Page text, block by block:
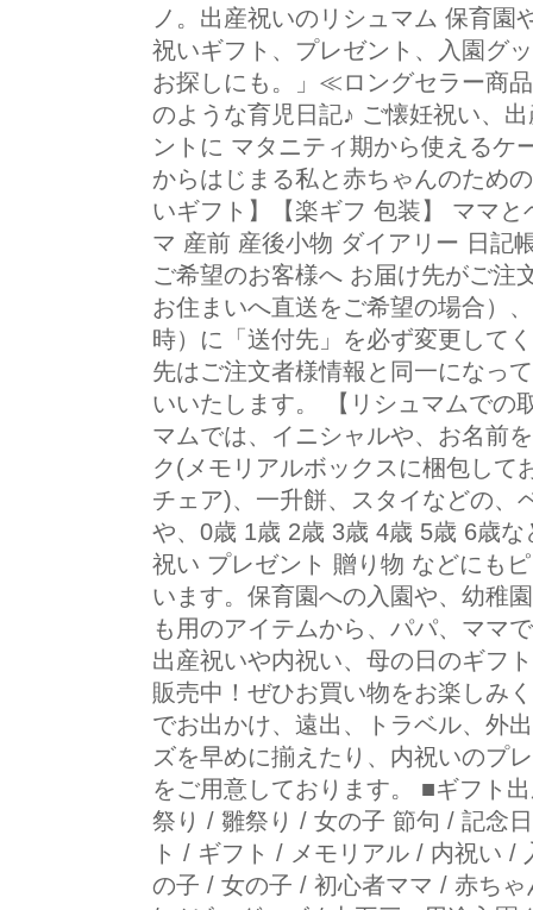
ノ。出産祝いのリシュマム 保育園
祝いギフト、プレゼント、入園グ
お探しにも。」≪ロングセラー商
のような育児日記♪ ご懐妊祝い、
ントに マタニティ期から使えるケ
からはじまる私と赤ちゃんのため
いギフト】【楽ギフ 包装】 ママ
マ 産前 産後小物 ダイアリー 日記
ご希望のお客様へ お届け先がご注
お住まいへ直送をご希望の場合）
時）に「送付先」を必ず変更して
先はご注文者様情報と同一になっ
いいたします。 【リシュマムでの
マムでは、イニシャルや、お名前
ク(メモリアルボックスに梱包して
チェア)、一升餅、スタイなどの、
や、0歳 1歳 2歳 3歳 4歳 5歳 6歳
祝い プレゼント 贈り物 などにも
います。保育園への入園や、幼稚
も用のアイテムから、パパ、ママ
出産祝いや内祝い、母の日のギフ
販売中！ぜひお買い物をお楽しみ
でお出かけ、遠出、トラベル、外
ズを早めに揃えたり、内祝いのプ
をご用意しております。 ■ギフト
祭り / 雛祭り / 女の子 節句 / 記念
ト / ギフト / メモリアル / 内祝い
の子 / 女の子 / 初心者ママ / 赤ち